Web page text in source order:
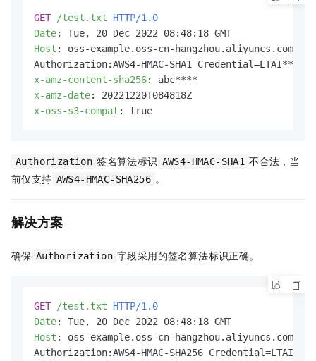
GET /test.txt
HTTP/1.0
Date:
Host : oss-example.oss-cn-hangzhou.aliyuncs.com
x-amz-content-sha256:
x-amz-date:
x-oss-s3-compat : true
Authorization 签名算法标识 AWS4-HMAC-SHA1 不合法，当
前仅支持 AWS4-HMAC-SHA256 。
解决方案
确保 Authorization 字段采用的签名算法标识正确。
GET /test.txt
HTTP/1.0
Date:
Host : oss-example.oss-cn-hangzhou.aliyuncs.com